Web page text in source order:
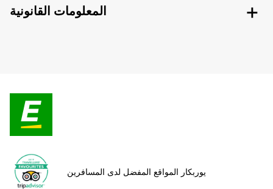
المعلومات القانونية
يوربكار المواقع المفضل لدى المسافرين